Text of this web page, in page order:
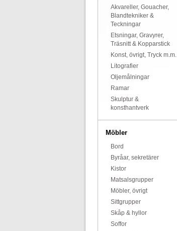
Akvareller, Gouacher,
Blandtekniker &
Teckningar
Etsningar, Gravyrer,
Träsnitt & Kopparstick
Konst, övrigt, Tryck m.m.
Litografier
Oljemålningar
Ramar
Skulptur &
konsthantverk
Möbler
Bord
Byråar, sekretärer
Kistor
Matsalsgrupper
Möbler, övrigt
Sittgrupper
Skåp & hyllor
Soffor